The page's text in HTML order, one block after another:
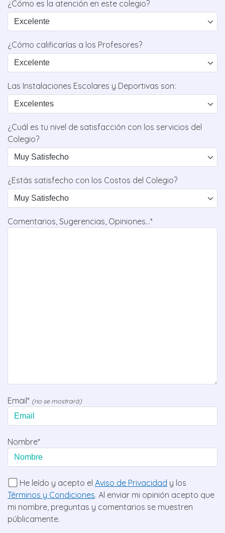
¿Cómo es la atención en este colegio?
¿Cómo calificarías a los Profesores?
Las Instalaciones Escolares y Deportivas son:
¿Cuál es tu nivel de satisfacción con los servicios del
Colegio?
¿Estás satisfecho con los Costos del Colegio?
Comentarios, Sugerencias, Opiniones...*
Email* (no se mostrará)
Nombre*
He leído y acepto el Aviso de Privacidad y los
Términos y Condiciones. Al enviar mi opinión acepto que
mi nombre, preguntas y comentarios se muestren
públicamente.